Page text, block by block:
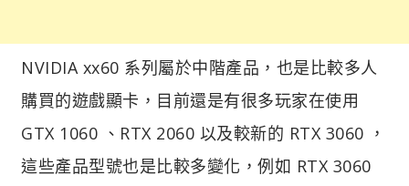
NVIDIA xx60 系列屬於中階產品，也是比較多人
購買的遊戲顯卡，目前還是有很多玩家在使用
GTX 1060 、RTX 2060 以及較新的 RTX 3060 ，
這些產品型號也是比較多變化，例如 RTX 3060